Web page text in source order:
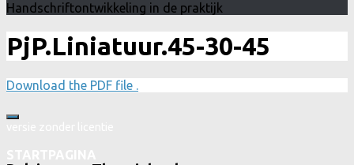
Handschriftontwikkeling in de praktijk
PjP.Liniatuur.45-30-45
Download the PDF file .